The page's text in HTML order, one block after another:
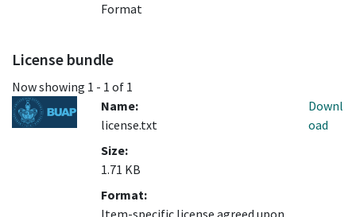
Format
License bundle
Now showing 1 - 1 of 1
Name:
license.txt
Size:
1.71 KB
Format:
Downl
oad